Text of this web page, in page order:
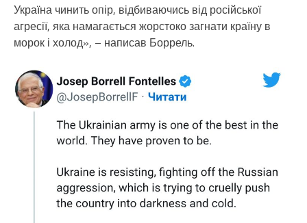
Україна чинить опір, відбиваючись від російської
агресії, яка намагається жорстоко загнати країну в
морок і холод», – написав Боррель.